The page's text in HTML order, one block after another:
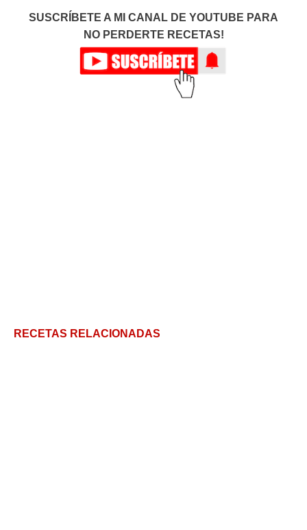
SUSCRÍBETE A MI CANAL DE YOUTUBE PARA
NO PERDERTE RECETAS!
RECETAS RELACIONADAS